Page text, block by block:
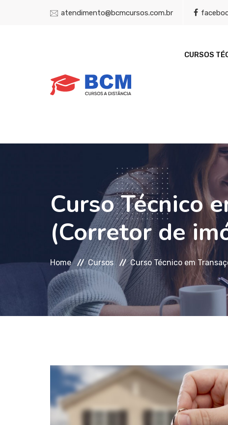
atendimento@bcmcursos.com.br
CURSOS
Curso Técnico
(Corretor de
Home Cursos Curso Técnico em